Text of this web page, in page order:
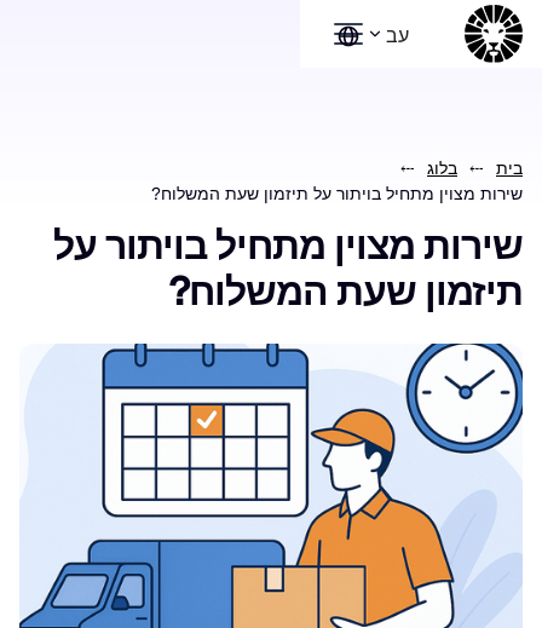
עב
בית
בלוג
שירות מצוין מתחיל בויתור על תיזמון שעת המשלוח?
שירות מצוין מתחיל בויתור על
תיזמון שעת המשלוח?